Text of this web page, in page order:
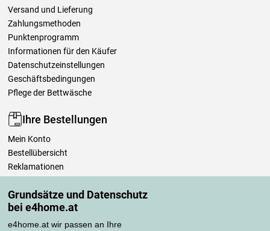
Grundsätze und Datenschutz
bei e4home.at
e4home.at wir passen an Ihre
Versand und Lieferung
Zahlungsmethoden
Punktenprogramm
Informationen für den Käufer
Datenschutzeinstellungen
Geschäftsbedingungen
Pflege der Bettwäsche
Ihre Bestellungen
Mein Konto
Bestellübersicht
Reklamationen
Einfach mehr wissen
Richtlinien zur Verarbeitung von Bewertungen